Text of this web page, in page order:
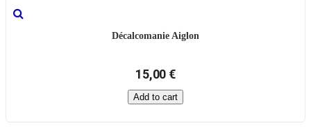
Décalcomanie Aiglon
15,00 €
Add to cart